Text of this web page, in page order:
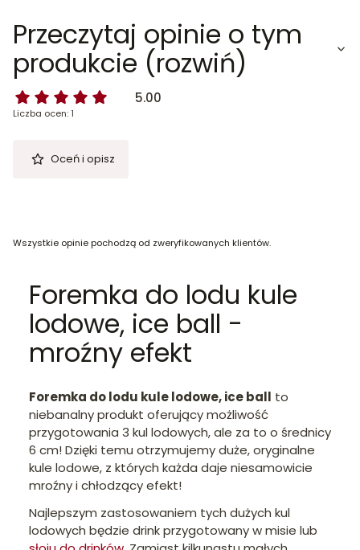
Przeczytaj opinie o tym
produkcie (rozwiń)
5.00
Liczba ocen: 1
Oceń i opisz
Wszystkie opinie pochodzą od zweryfikowanych klientów.
Foremka do lodu kule
lodowe, ice ball -
mroźny efekt
Foremka do lodu kule lodowe, ice ball to
niebanalny produkt oferujący możliwość
przygotowania 3 kul lodowych, ale za to o średnicy
6 cm! Dzięki temu otrzymujemy duże, oryginalne
kule lodowe, z których każda daje niesamowicie
mroźny i chłodzący efekt!
Najlepszym zastosowaniem tych dużych kul
lodowych będzie drink przygotowany w misie lub